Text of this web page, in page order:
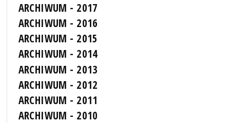
ARCHIWUM - 2017
ARCHIWUM - 2016
ARCHIWUM - 2015
ARCHIWUM - 2014
ARCHIWUM - 2013
ARCHIWUM - 2012
ARCHIWUM - 2011
ARCHIWUM - 2010